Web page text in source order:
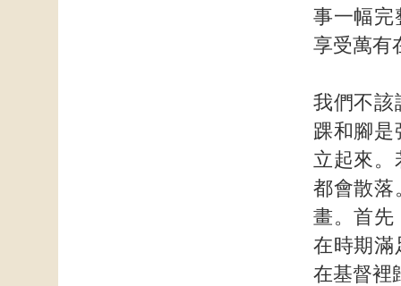
事一幅完
享受萬有
我們不該
踝和腳是
立起來。
都會散落
畫。首先
在時期滿
在基督裡